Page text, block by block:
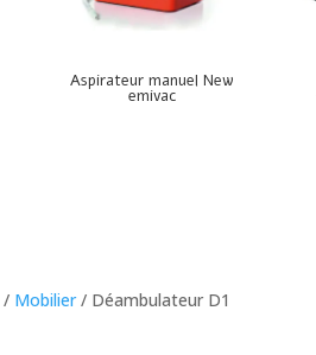
Aspirateur manuel New
emivac
/ Mobilier/ Déambulateur D1